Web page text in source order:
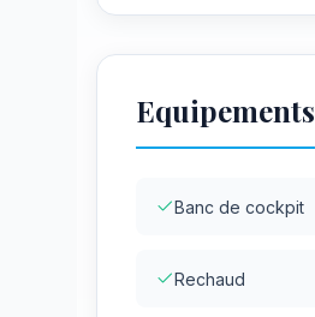
Equipements
Banc de cockpit
Rechaud